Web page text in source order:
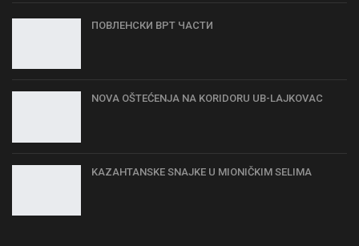
ПОВЛЕНСКИ ВРТ ЧАСТИ
NOVA OŠTEĆENJA NA KORIDORU UB-LAJKOVAC
KAZAHTANSKE SNAJKE U MIONIČKIM SELIMA